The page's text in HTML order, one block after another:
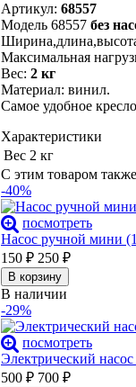
Артикул: 68557
Модель 68557 без
Максимальная
Вес: 2 кг
Материал: винил.
Самое удобное
Характеристики
Вес 2 кг
С этим товаром
-40%
посмотреть
Насос ручной мини
150 ₽ 250 ₽
В корзину
В наличии
-29%
посмотреть
Электрический
500 ₽ 700 ₽